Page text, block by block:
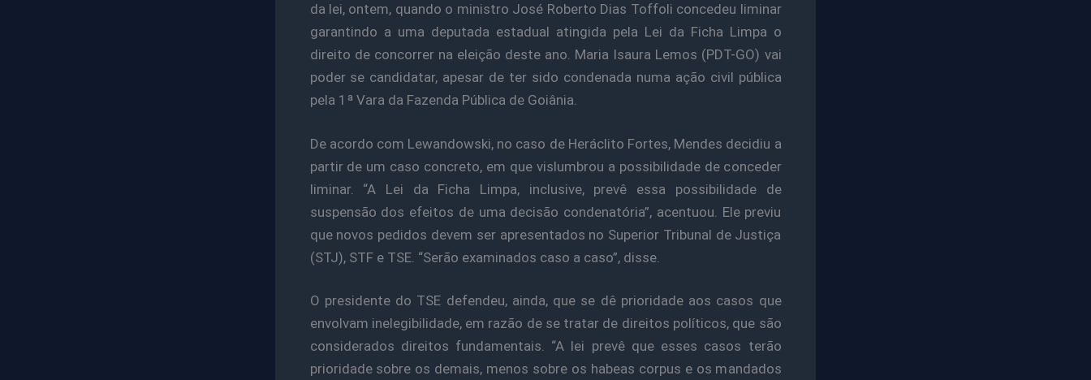
da lei, ontem, quando o ministro José Roberto Dias Toffoli concedeu liminar
garantindo a uma deputada estadual atingida pela Lei da Ficha Limpa o
direito de concorrer na eleição deste ano. Maria Isaura Lemos (PDT-GO) vai
poder se candidatar, apesar de ter sido condenada numa ação civil pública
pela 1ª Vara da Fazenda Pública de Goiânia.
De acordo com Lewandowski, no caso de Heráclito Fortes, Mendes decidiu a
partir de um caso concreto, em que vislumbrou a possibilidade de conceder
liminar. “A Lei da Ficha Limpa, inclusive, prevê essa possibilidade de
suspensão dos efeitos de uma decisão condenatória”, acentuou. Ele previu
que novos pedidos devem ser apresentados no Superior Tribunal de Justiça
(STJ), STF e TSE. “Serão examinados caso a caso”, disse.
O presidente do TSE defendeu, ainda, que se dê prioridade aos casos que
envolvam inelegibilidade, em razão de se tratar de direitos políticos, que são
considerados direitos fundamentais. “A lei prevê que esses casos terão
prioridade sobre os demais, menos sobre os habeas corpus e os mandados